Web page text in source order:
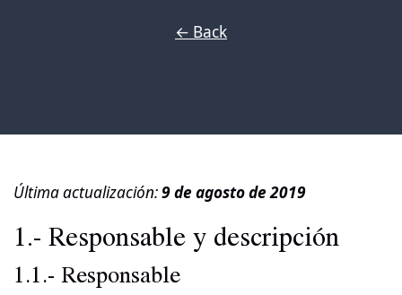
← Back
Última actualización:9 de agosto de 2019
1.- Responsable y descripción
1.1.- Responsable